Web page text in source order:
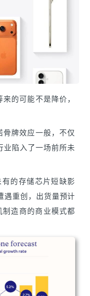
的可能不是降价，
牌效应一般，不仅
业陷入了一场前所未
的存储芯片短缺影
遇重创，出货量预计
造商的商业模式都